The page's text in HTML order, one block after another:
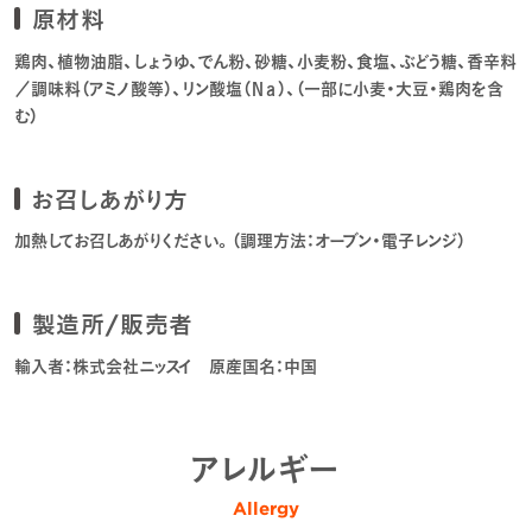
原材料
鶏肉、植物油脂、しょうゆ、でん粉、砂糖、小麦粉、食塩、ぶどう糖、香辛料
／調味料（アミノ酸等）、リン酸塩（Ｎａ）、（一部に小麦・大豆・鶏肉を含
む）
お召しあがり方
加熱してお召しあがりください。（調理方法：オーブン・電子レンジ）
製造所/販売者
輸入者：株式会社ニッスイ 原産国名：中国
アレルギー
Allergy